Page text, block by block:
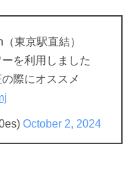
東京駅直結）
を利用しました
際にオススメ
October 2, 2024